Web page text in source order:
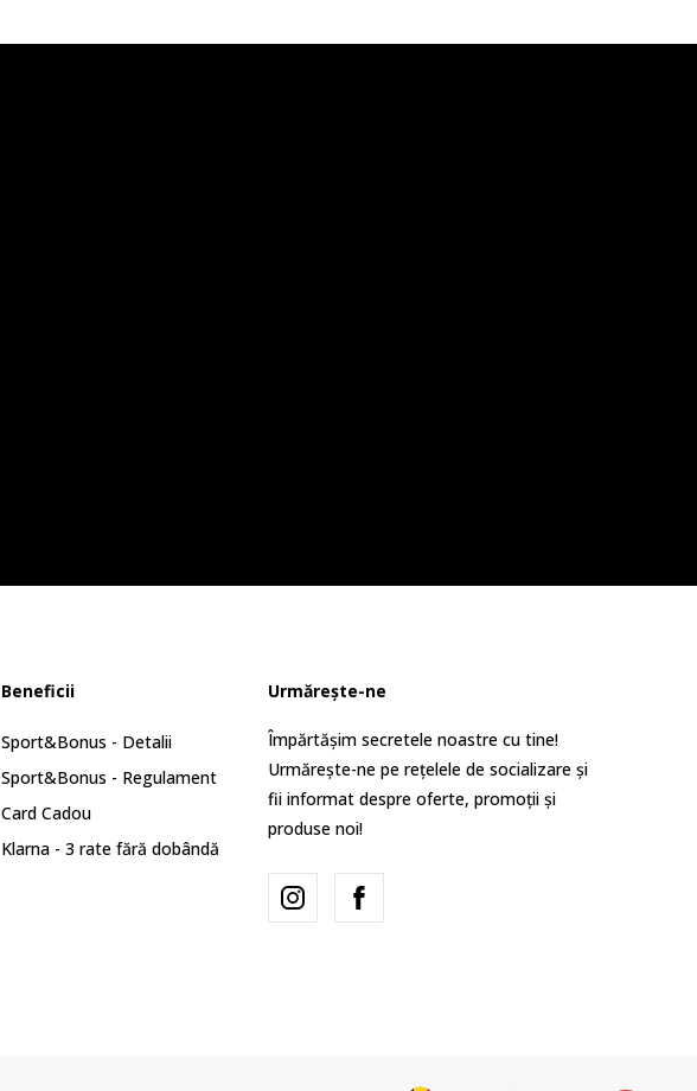
Beneficii
Sport&Bonus - Detalii
Sport&Bonus - Regulament
Card Cadou
Klarna - 3 rate fără dobândă
Urmărește-ne
Împărtășim secretele noastre cu tine!
Urmărește-ne pe rețelele de socializare și
fii informat despre oferte, promoții și
produse noi!